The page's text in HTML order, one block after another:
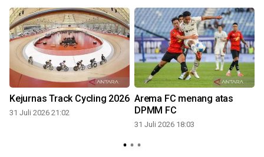
Kejurnas Track Cycling 2026
31 Juli 2026 21:02
Arema FC menang atas
DPMM FC
31 Juli 2026 18:03